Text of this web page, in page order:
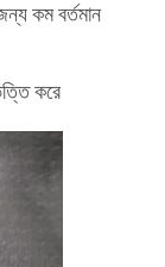
কম বর্তমান
করে